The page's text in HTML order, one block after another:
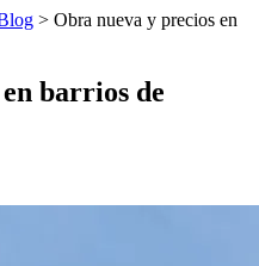
> Obra nueva y precios en
barrios de